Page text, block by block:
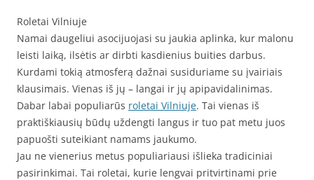
Roletai Vilniuje
Namai daugeliui asocijuojasi su jaukia aplinka, kur malonu
leisti laiką, ilsėtis ar dirbti kasdienius buities darbus.
Kurdami tokią atmosferą dažnai susiduriame su įvairiais
klausimais. Vienas iš jų – langai ir jų apipavidalinimas.
Dabar labai populiarūs roletai Vilniuje. Tai vienas iš
praktiškiausių būdų uždengti langus ir tuo pat metu juos
papuošti suteikiant namams jaukumo.
Jau ne vienerius metus populiariausi išlieka tradiciniai
pasirinkimai. Tai roletai, kurie lengvai pritvirtinami prie